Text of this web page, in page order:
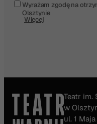
Wyrażam zgodę na
Olsztynie
Więcej
Teatr im.
w
ul. 1